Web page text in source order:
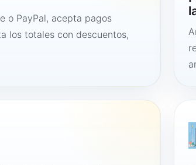
o PayPal, acepta pagos
los totales con descuentos,